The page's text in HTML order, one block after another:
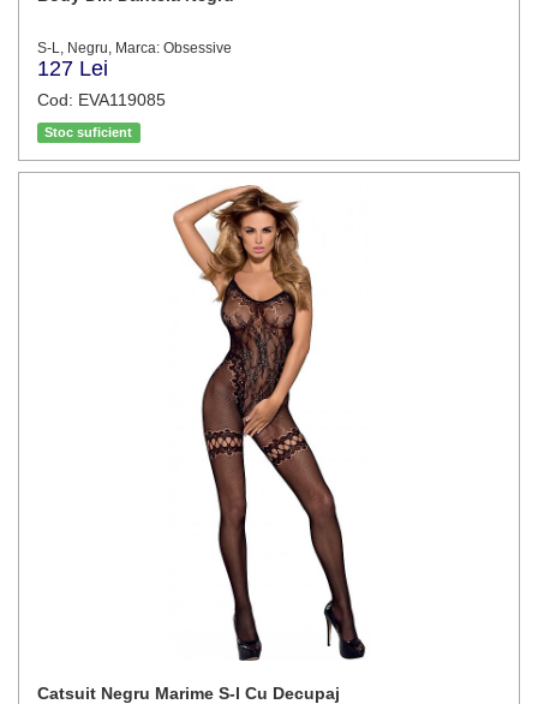
S-L, Negru, Marca: Obsessive
127 Lei
Cod: EVA119085
Stoc suficient
Catsuit Negru Marime S-l Cu Decupaj